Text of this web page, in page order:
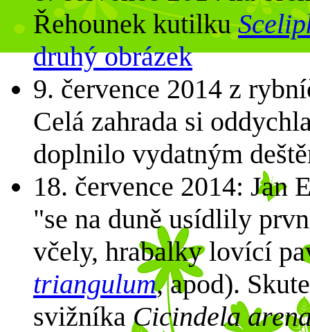
Řehounek kutilku
druhý obrázek
9. července 2014 z
Celá zahrada si
doplnilo vydatným
18. července 2014: Jan
"se na duně usídlily
včely, hrabalky lovící
triangulum, apod).
svižníka Cicindela